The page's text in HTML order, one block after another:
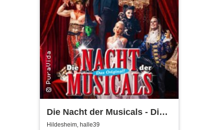
Die Nacht der Musicals - Die
erfolgreichste Musicalgala
Hildesheim, halle39